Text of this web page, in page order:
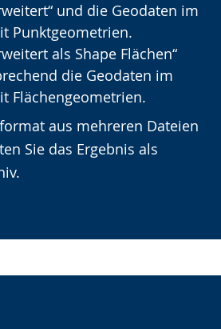
und die Geodaten im
Punktgeometrien.
als Shape Flächen“
die Geodaten im
Flächengeometrien.
aus mehreren Dateien
Sie das Ergebnis als